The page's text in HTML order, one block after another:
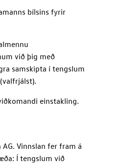
bílsins fyrir
við þig með
samskipta í tengslum
einstakling.
AG. Vinnslan fer fram á
Í tengslum við